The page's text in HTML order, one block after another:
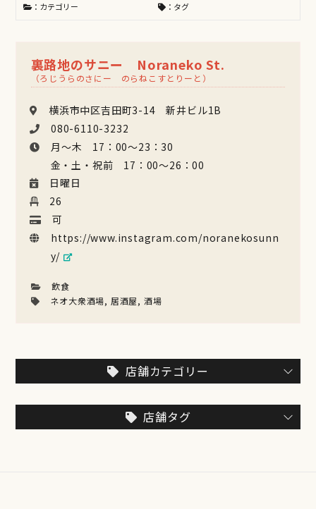
：カテゴリー
：タグ
裏路地のサニー Noraneko St.
（ろじうらのさにー のらねこすとりーと）
横浜市中区吉田町3-14 新井ビル1B
080-6110-3232
月〜木 17：00～23：30
金・土・祝前 17：00～26：00
日曜日
26
可
https://www.instagram.com/noranekosunn
y/
飲食
ネオ大衆酒場, 居酒屋, 酒場
店舗カテゴリー
店舗タグ